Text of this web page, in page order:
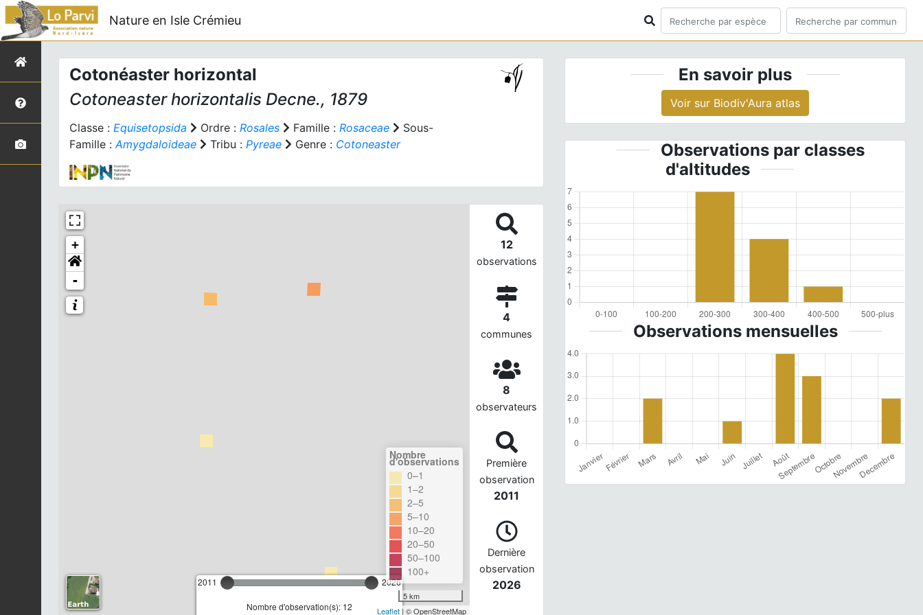
Nature en Isle Crémieu
Cotonéaster horizontal
Cotoneaster horizontalis Decne., 1879
Classe : Equisetopsida Ordre : Rosales Famille : Rosaceae
Sous-
Famille :Amygdaloideae Tribu : Pyreae Genre : Cotoneaster
+
-
2011 2026
Nombre d'observation(s): 12
Nombre
d'observations
0–1
1–2
2–5
5–10
10–20
20–50
50–100
100+
5 km
Leaflet| © OpenStreetMap
12
observations
4
communes
8
observateurs
Première
observation
2011
Dernière
observation
2026
En savoir plus
Voir sur Biodiv'Aura atlas
Observations par classes
d'altitudes
Observations mensuelles